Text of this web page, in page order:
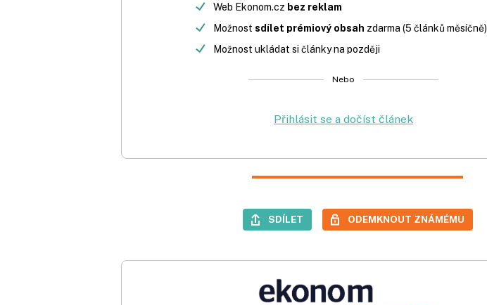
Web Ekonom.cz bez reklam
Možnost sdílet prémiový obsah zdarma (5 článků měsíčně)
Možnost ukládat si články na později
Nebo
Přihlásit se a dočíst článek
SDÍLET ODEMKNOUT ZNÁMÉMU